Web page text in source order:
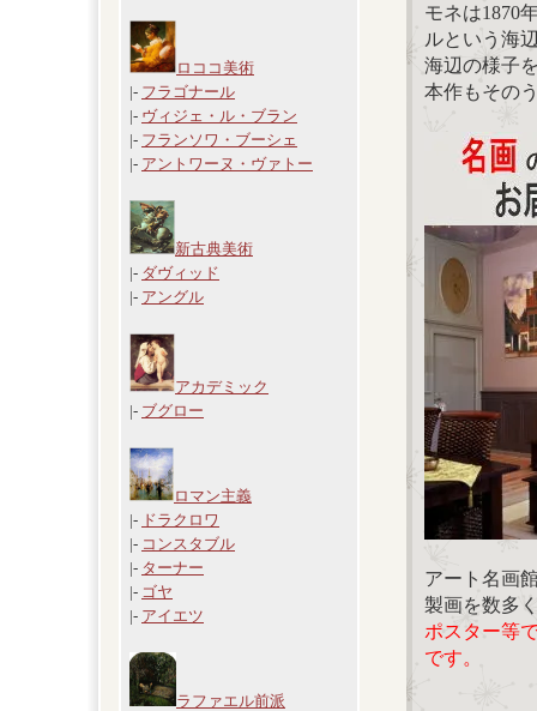
ロココ美術
|- フラゴナール
|- ヴィジェ・ル・ブラン
|- フランソワ・ブーシェ
|- アントワーヌ・ヴァトー
新古典美術
|- ダヴィッド
|- アングル
アカデミック
|- ブグロー
ロマン主義
|- ドラクロワ
|- コンスタブル
|- ターナー
|- ゴヤ
|- アイエツ
ラファエル前派
モネは1870
ルという海
海辺の様子
本作もその
アート名画
製画を数多
ポスター等
です。